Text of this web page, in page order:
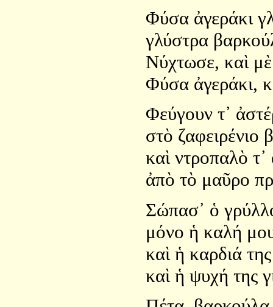
Φύσα ἀγεράκι
γλύστρα
Νύχτωσε, καὶ
Φύσα ἀγεράκι,
Φεύγουν τ᾿
στὸ ζαφειρένιο
καὶ ντροπαλὸ
ἀπὸ τὸ μαῦρο
Σώπασ᾿ ὁ
μόνο ἡ καλή
καὶ ἡ καρδιά
καὶ ἡ ψυχή της